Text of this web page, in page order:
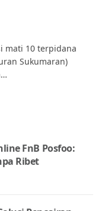
mati 10 terpidana
Sukumaran)
FnB Posfoo:
Ribet